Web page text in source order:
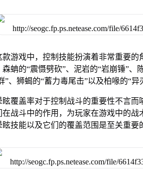
款游戏中，控制技能扮演着非常重要
蚺的“震慑劈砍”、泥岩的“岩崩锤”、
”、狮蝎的“蓄力毒尾击”以及柏喙的“异
眩覆盖率对于控制战斗的重要性不言
战斗中的作用，为玩家在游戏中的战
技能以及它们的覆盖范围是至关重要